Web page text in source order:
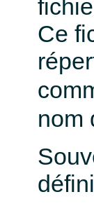
Ce
nom